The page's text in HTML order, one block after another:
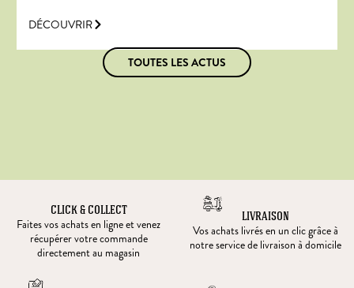
DÉCOUVRIR
TOUTES LES ACTUS
CLICK & COLLECT
Faites vos achats en ligne et venez
récupérer votre commande
directement au magasin
LIVRAISON
Vos achats livrés en un clic grâce à
notre service de livraison à domicile